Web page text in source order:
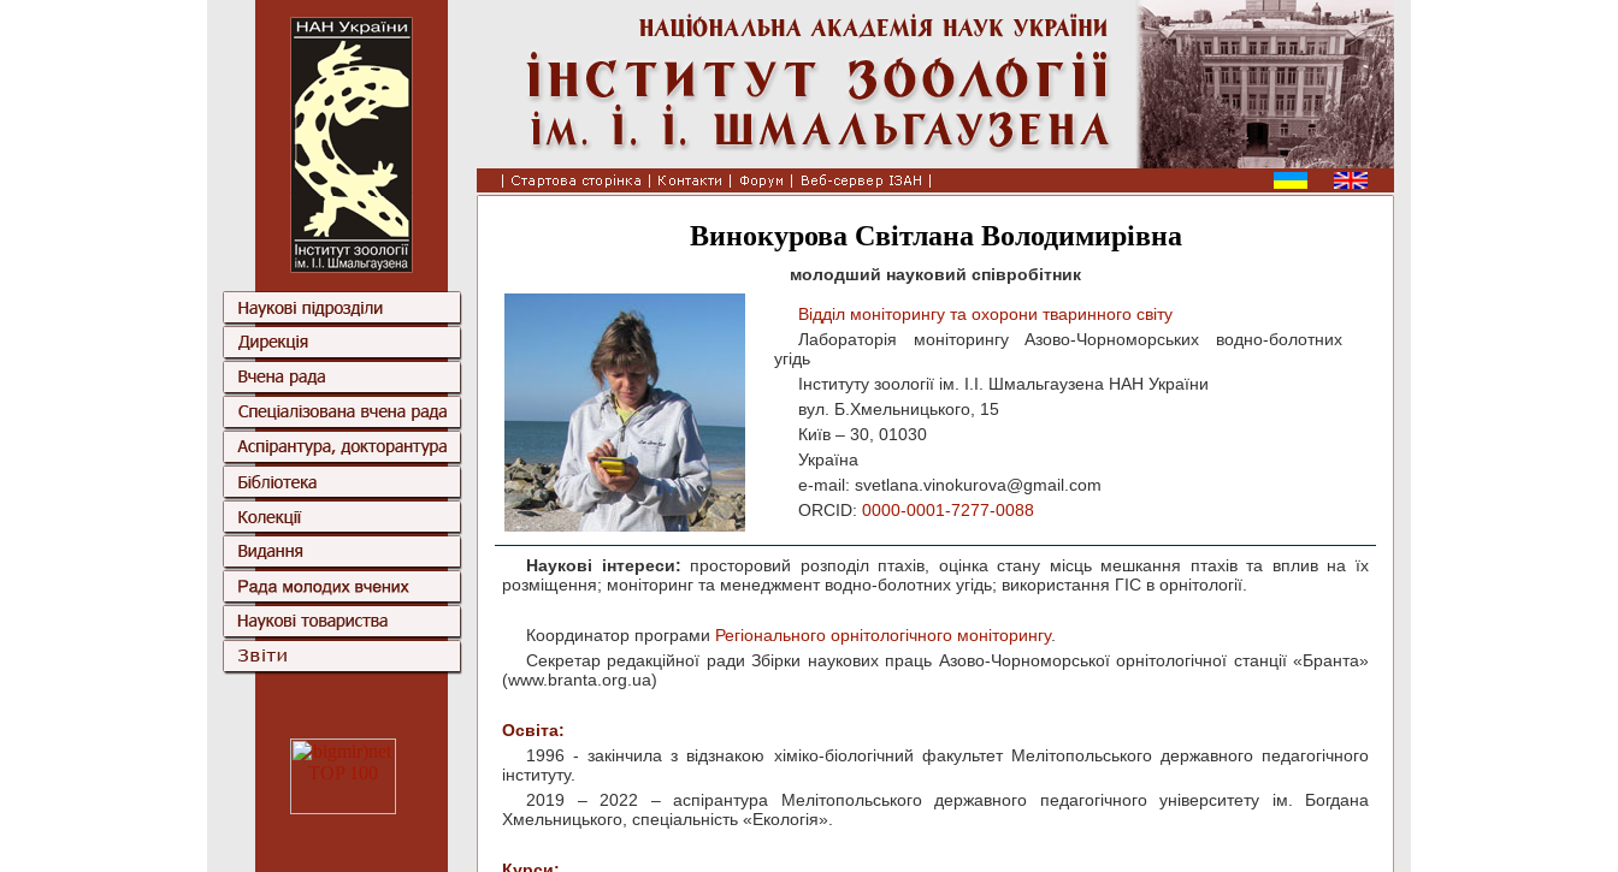
Винокурова Світлана Володимирівна
молодший науковий співробітник
Відділ моніторингу та охорони тваринного світу
Лабораторія моніторингу Азово-Чорноморських водно-болотних
угідь
Інституту зоології ім. І.І. Шмальгаузена НАН України
вул. Б.Хмельницького, 15
Київ – 30, 01030
Україна
e-mail: svetlana.vinokurova@gmail.com
ORCID: 0000-0001-7277-0088
Наукові інтереси: просторовий розподіл птахів, оцінка стану місць мешкання птахів та вплив на їх
розміщення; моніторинг та менеджмент водно-болотних угідь; використання ГІС в орнітології.
Координатор програми Регіонального орнітологічного моніторингу.
Секретар редакційної ради Збірки наукових праць Азово-Чорноморської орнітологічної станції «Бранта»
(www.branta.org.ua)
Освіта:
1996 - закінчила з відзнакою хіміко-біологічний факультет Мелітопольського державного педагогічного
інституту.
2019 – 2022 – аспірантура Мелітопольського державного педагогічного університету ім. Богдана
Хмельницького, спеціальність «Екологія».